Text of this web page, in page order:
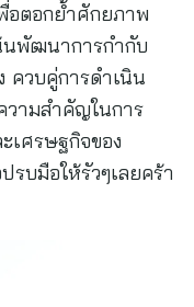
อตอกย้ำศักยภาพ
นพัฒนาการกำกับ
ควบคู่การดำเนิน
วามสำคัญในการ
เศรษฐกิจของ
บมือให้รัวๆเลยคร้า